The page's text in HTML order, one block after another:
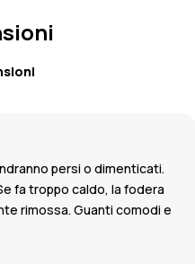
persi o dimenticati.
fa troppo caldo, la fodera
rimossa. Guanti comodi e